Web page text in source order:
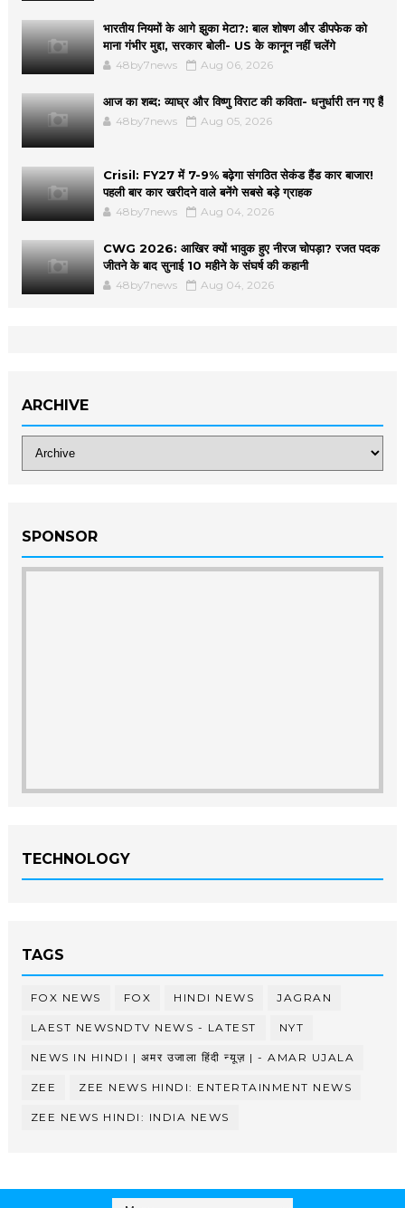
भारतीय नियमों के आगे झुका मेटा?: बाल शोषण और डीपफेक को
माना गंभीर मुद्दा, सरकार बोली- US के कानून नहीं चलेंगे
48by7news Aug 06, 2026
आज का शब्द: व्याघ्र और विष्णु विराट की कविता- धनुर्धारी तन गए हैं
48by7news Aug 05, 2026
Crisil: FY27 में 7-9% बढ़ेगा संगठित सेकंड हैंड कार बाजार!
पहली बार कार खरीदने वाले बनेंगे सबसे बड़े ग्राहक
48by7news Aug 04, 2026
CWG 2026: आखिर क्यों भावुक हुए नीरज चोपड़ा? रजत पदक
जीतने के बाद सुनाई 10 महीने के संघर्ष की कहानी
48by7news Aug 04, 2026
ARCHIVE
SPONSOR
TECHNOLOGY
TAGS
FOX NEWS FOX HINDI NEWS JAGRAN
LAEST NEWSNDTV NEWS - LATEST NYT
NEWS IN HINDI | अमर उजाला हिंदी न्यूज़ | - AMAR UJALA
ZEE ZEE NEWS HINDI: ENTERTAINMENT NEWS
ZEE NEWS HINDI: INDIA NEWS